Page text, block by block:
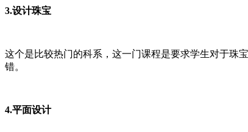
3.设计珠宝
这个是比较热门的科系，这一门课程是要求学生对于珠
错。
4.平面设计